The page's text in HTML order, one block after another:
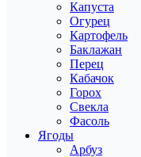
Капуста
Огурец
Картофель
Баклажан
Перец
Кабачок
Горох
Свекла
Фасоль
Ягоды
Арбуз